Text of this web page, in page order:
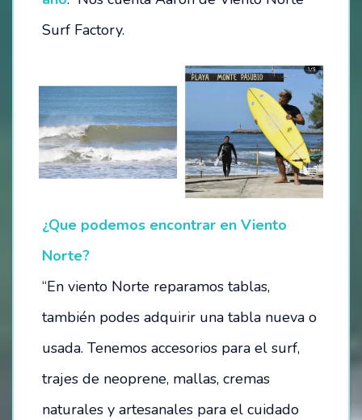
VACANTES DISPONIBLES
INSTITUCIONES EDUCATIVAS
Surf Factory.
¿Que podemos encontrar en Viento
Norte?
“En viento Norte reparamos tablas,
también podes adquirir una tabla nueva o
usada. Tenemos accesorios para el surf,
trajes de neoprene, mallas, cremas
naturales y artesanales para el cuidado